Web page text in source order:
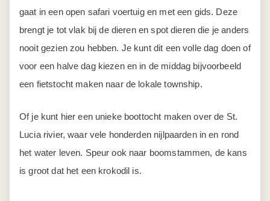
gaat in een open safari voertuig en met een gids. Deze
brengt je tot vlak bij de dieren en spot dieren die je anders
nooit gezien zou hebben. Je kunt dit een volle dag doen of
voor een halve dag kiezen en in de middag bijvoorbeeld
een fietstocht maken naar de lokale township.
Of je kunt hier een unieke boottocht maken over de St.
Lucia rivier, waar vele honderden nijlpaarden in en rond
het water leven. Speur ook naar boomstammen, de kans
is groot dat het een krokodil is.